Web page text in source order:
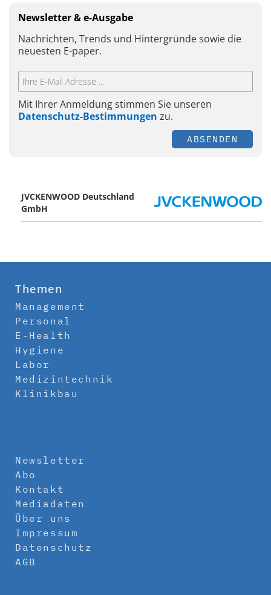
Newsletter & e-Ausgabe
Nachrichten, Trends und Hintergründe sowie die
neuesten E-paper.
Mit Ihrer Anmeldung stimmen Sie unseren
Datenschutz-Bestimmungen zu.
ABSENDEN
JVCKENWOOD Deutschland
GmbH
Themen
Management
Personal
E-Health
Hygiene
Labor
Medizintechnik
Klinikbau
Newsletter
Abo
Kontakt
Mediadaten
Über uns
Impressum
Datenschutz
AGB